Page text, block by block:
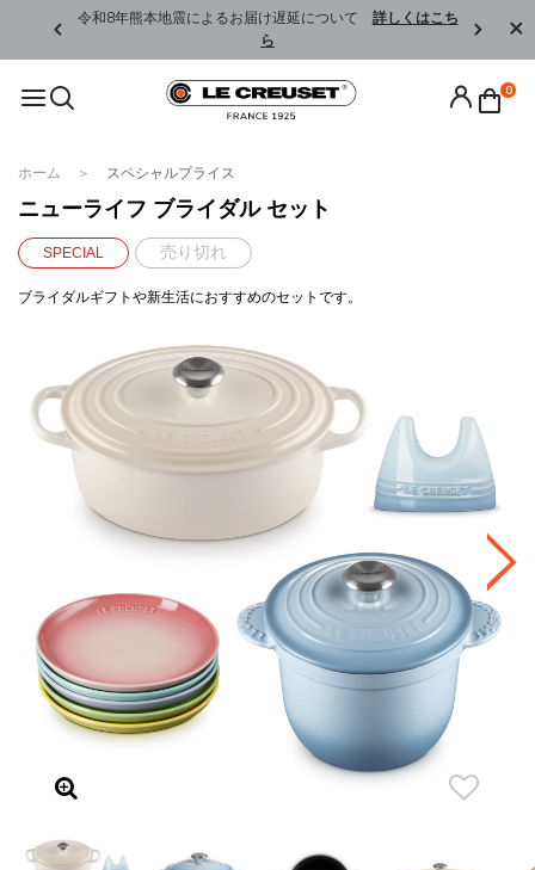
令和8年熊本地震によるお届け遅延について 詳しくはこち
ら
0
ホーム スペシャルプライス
ニューライフ ブライダル セット
SPECIAL 売り切れ
ブライダルギフトや新生活におすすめのセットです。